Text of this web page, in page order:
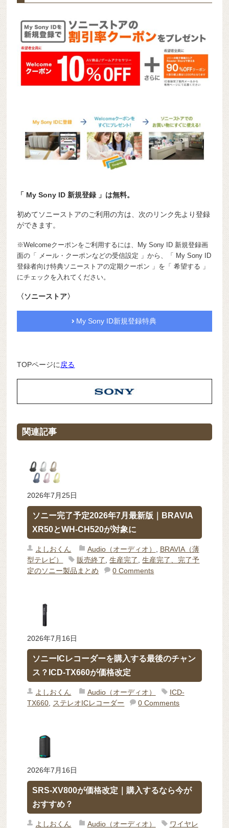
「 My Sony ID 新規登録 」は無料。
初めてソニーストアのご利用の方は、次のリンク先より登録
ができます。
※Welcomeクーポンをご利用するには、My Sony ID 新規登録画
面の「 メール・クーポンなどの受信設定 」から、「 My Sony ID
登録者向け特典ソニーストアの定期クーポン 」を「 希望する 」
にチェックを入れてください。
〈ソニーストア〉
My Sony ID新規登録特典
TOPページに 戻る
関連記事
2026年7月25日
ソニー完了予定2026年7月最新版｜BRAVIA
XR50とWH-CH520が対象に
よしおくん Audio（オーディオ） , BRAVIA（薄
型テレビ）
販売終了,生産完了,生産完了、完了予
定のソニー製品まとめ
0 Comments
2026年7月16日
ソニーICレコーダーを購入する最後のチャン
ス？ICD-TX660が価格改定
よしおくん Audio（オーディオ）
ICD-
TX660
ステレオICレコーダー 0 Comments
2026年7月16日
SRS-XV800が価格改定｜購入するなら今が
おすすめ？
よしおくん Audio（オーディオ） ワイヤレ